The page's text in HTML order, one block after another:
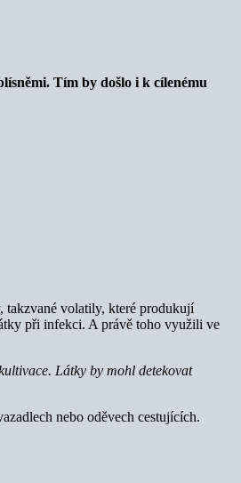
Tím by došlo i k cílenému
takzvané volatily, které produkují
při infekci. A právě toho využili ve
Látky by mohl detekovat
nebo oděvech cestujících.